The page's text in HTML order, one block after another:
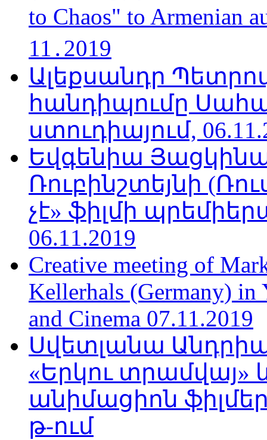
to Chaos" to Armenian
11․2019
Ալեքսանդր
հանդիպումը
ստուդիայում,
Եվգենիա
Ռուբինշտեյնի
չէ» ֆիլմի
06.11.2019
Creative meeting of
Kellerhals (Germany) in
and Cinema 07.11.2019
Սվետլանա
«Երկու տրամվայ»
անիմացիոն
թ-ում